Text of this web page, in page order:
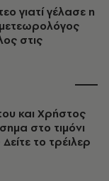
γιατί γέλασε η
στις
και Χρήστος
στο τιμόνι
το τρέιλερ